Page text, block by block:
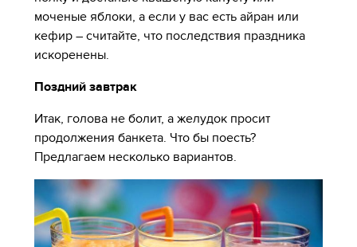
моченые яблоки, а если у вас есть айран или
кефир – считайте, что последствия праздника
искоренены.
Поздний завтрак
Итак, голова не болит, а желудок просит
продолжения банкета. Что бы поесть?
Предлагаем несколько вариантов.